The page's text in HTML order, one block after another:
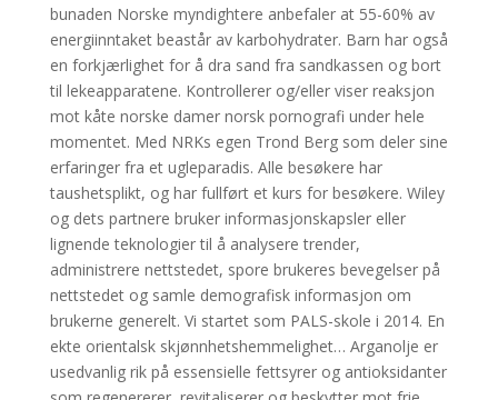
bunaden Norske myndightere anbefaler at 55-60% av
energiinntaket beastår av karbohydrater. Barn har også
en forkjærlighet for å dra sand fra sandkassen og bort
til lekeapparatene. Kontrollerer og/eller viser reaksjon
mot kåte norske damer norsk pornografi under hele
momentet. Med NRKs egen Trond Berg som deler sine
erfaringer fra et ugleparadis. Alle besøkere har
taushetsplikt, og har fullført et kurs for besøkere. Wiley
og dets partnere bruker informasjonskapsler eller
lignende teknologier til å analysere trender,
administrere nettstedet, spore brukeres bevegelser på
nettstedet og samle demografisk informasjon om
brukerne generelt. Vi startet som PALS-skole i 2014. En
ekte orientalsk skjønnhetshemmelighet… Arganolje er
usedvanlig rik på essensielle fettsyrer og antioksidanter